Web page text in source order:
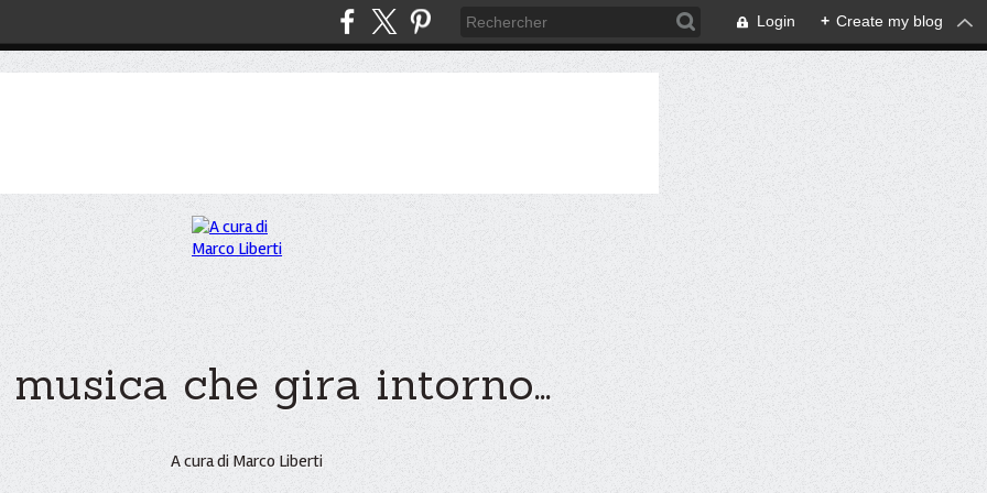
Login + Create my blog
che gira intorno...
A cura di Marco Liberti